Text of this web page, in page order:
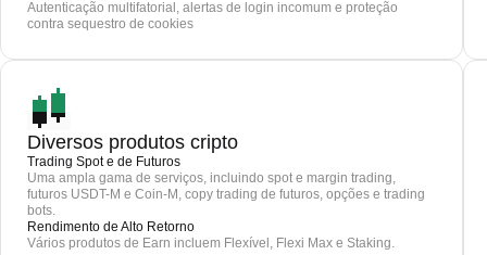
Autenticação multifatorial, alertas de login incomum e proteção
contra sequestro de cookies
Diversos produtos cripto
Trading Spot e de Futuros
Uma ampla gama de serviços, incluindo spot e margin trading,
futuros USDT-M e Coin-M, copy trading de futuros, opções e trading
bots.
Rendimento de Alto Retorno
Vários produtos de Earn incluem Flexível, Flexi Max e Staking.